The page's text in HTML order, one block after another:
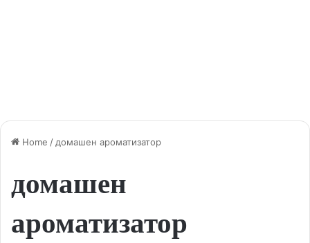
Home / домашен ароматизатор
домашен
ароматизатор